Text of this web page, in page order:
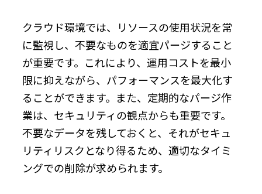
クラウド環境では、リソースの使用状況を常
に監視し、不要なものを適宜パージすること
が重要です。これにより、運用コストを最小
限に抑えながら、パフォーマンスを最大化す
ることができます。また、定期的なパージ作
業は、セキュリティの観点からも重要です。
不要なデータを残しておくと、それがセキュ
リティリスクとなり得るため、適切なタイミ
ングでの削除が求められます。